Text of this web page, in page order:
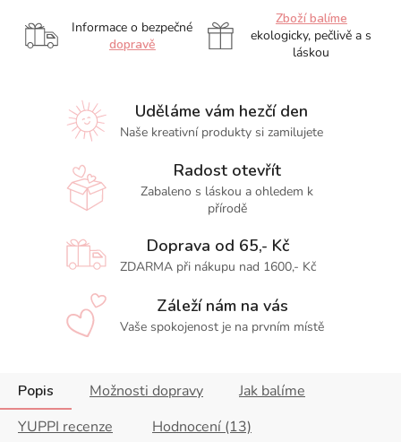
Informace o bezpečné
dopravě
Zboží balíme
ekologicky, pečlivě a s
láskou
Uděláme vám hezčí den
Naše kreativní produkty si zamilujete
Radost otevřít
Zabaleno s láskou a ohledem k
přírodě
Doprava od 65,- Kč
ZDARMA při nákupu nad 1600,- Kč
Záleží nám na vás
Vaše spokojenost je na prvním místě
Popis Možnosti dopravy
Jak balíme
YUPPI recenze
Hodnocení (13)